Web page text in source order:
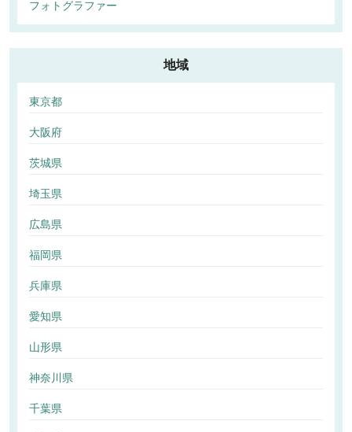
フォトグラファー
地域
東京都
大阪府
茨城県
埼玉県
広島県
福岡県
兵庫県
愛知県
山形県
神奈川県
千葉県